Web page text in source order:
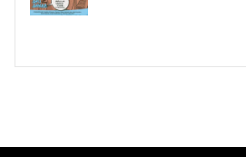
Roope-setä: jalisveto (2006)
Etelä-Pohjanmaan murteen
Aku Ankka: Hurtta hukas (2014)